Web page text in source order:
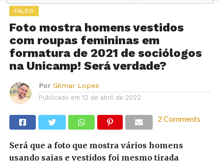
FALSO
Foto mostra homens vestidos
com roupas femininas em
formatura de 2021 de sociólogos
na Unicamp! Será verdade?
Por Gilmar Lopes
Publicado em 12 de abril de 2022
2 Comments
Será que a foto que mostra vários homens
usando saias e vestidos foi mesmo tirada